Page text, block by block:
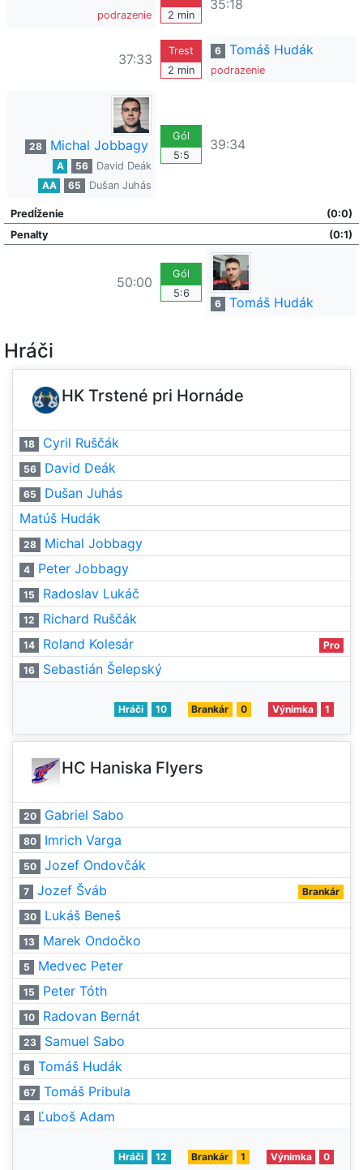
podrazenie
2 min
35:18
37:33
Trest
2 min
6 Tomáš Hudák
podrazenie
28 Michal Jobbagy
A 56
David Deák
AA
65 Dušan Juhás
Gól
5:5
39:34
Predĺženie
(0:0)
Penalty
(0:1)
50:00
Gól
5:6
6
Tomáš Hudák
Hráči
HK Trstené pri Hornáde
18 Cyril Ruščák
56 David Deák
65
Dušan Juhás
Matúš Hudák
28 Michal Jobbagy
4 Peter Jobbagy
15 Radoslav Lukáč
12 Richard Ruščák
14 Roland Kolesár Pro
16 Sebastián Šelepský
Hráči 10 Brankár 0 Výnimka 1
HC Haniska Flyers
20 Gabriel Sabo
80 Imrich Varga
50 Jozef Ondovčák
7 Jozef Šváb Brankár
30 Lukáš Beneš
13 Marek Ondočko
5 Medvec Peter
15 Peter Tóth
10 Radovan Bernát
23 Samuel Sabo
6 Tomáš Hudák
67 Tomáš Pribula
4 Ľuboš Adam
Hráči 12 Brankár 1 Výnimka 0